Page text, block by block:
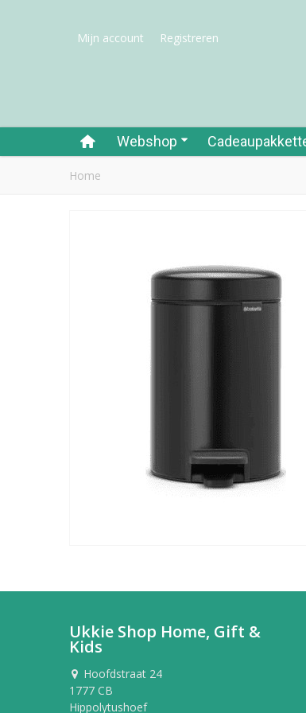
Mijn account Registreren
Webshop
Home
Ukkie Shop Home, Gift &
Kids
Hoofdstraat 24
1777 CB
Hippolytushoef